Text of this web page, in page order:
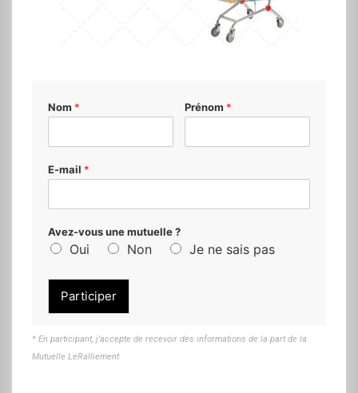
Nom * Prénom *
E-mail *
Avez-vous une mutuelle ?
Oui Non Je ne sais pas
Participer
* En participant, j’accepte de recevoir des informations de la part de la
Mutuelle LeRalliement